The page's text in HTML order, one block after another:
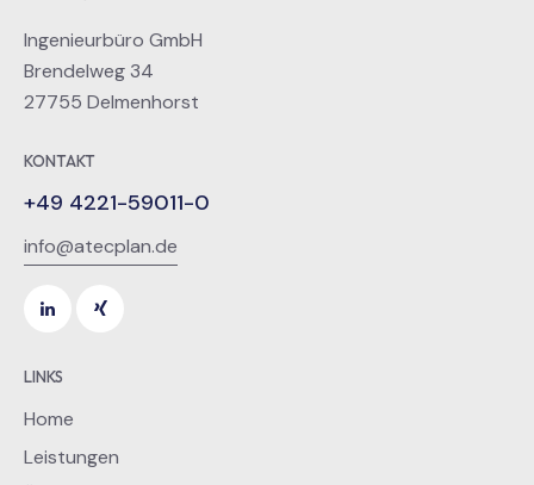
Ingenieurbüro GmbH
Brendelweg 34
27755 Delmenhorst
KONTAKT
+49 4221-59011-0
info@atecplan.de
LINKS
Home
Leistungen